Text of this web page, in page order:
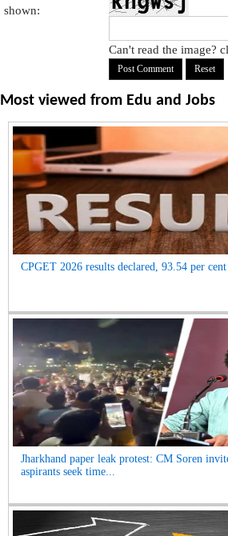
shown:
Can't read the image?
Most viewed from Edu and Jobs
CPGET 2026 results declared, 93.54 per
Jharkhand paper leak protest: CM Soren
aspirants seek time...